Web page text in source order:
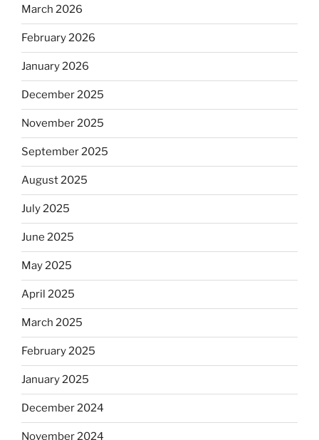
March 2026
February 2026
January 2026
December 2025
November 2025
September 2025
August 2025
July 2025
June 2025
May 2025
April 2025
March 2025
February 2025
January 2025
December 2024
November 2024